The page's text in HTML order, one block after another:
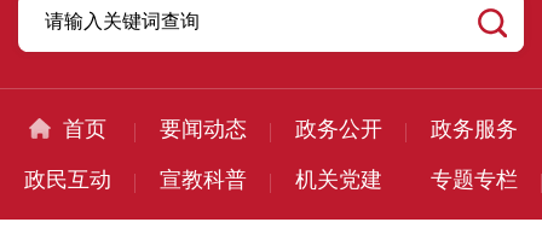
首页 要闻动态 政务公开 政务服务
政民互动 宣教科普 机关党建 专题专栏